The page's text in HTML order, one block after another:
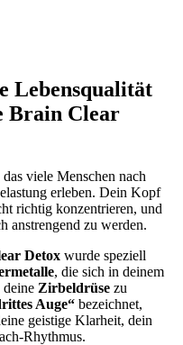
Lebensqualität
Brain Clear
viele Menschen nach
erleben. Dein Kopf
richtig konzentrieren, und
anstrengend zu werden.
Detox wurde speziell
, die sich in deinem
Zirbeldrüse zu
Auge“ bezeichnet,
geistige Klarheit, dein
Rhythmus.